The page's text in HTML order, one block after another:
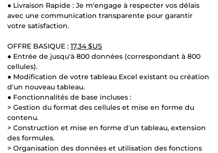
● Livraison Rapide : Je m'engage à respecter vos délais
avec une communication transparente pour garantir
votre satisfaction.
OFFRE BASIQUE : 17,34 $US
● Entrée de jusqu'à 800 données (correspondant à 800
cellules).
● Modification de votre tableau Excel existant ou création
d'un nouveau tableau.
● Fonctionnalités de base incluses :
> Gestion du format des cellules et mise en forme du
contenu.
> Construction et mise en forme d'un tableau, extension
des formules.
> Organisation des données et utilisation des fonctions